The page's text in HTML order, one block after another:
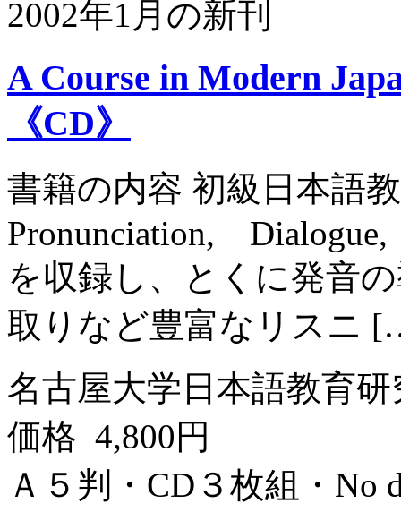
2002年1月の新刊
A Course in Modern
《CD》
書籍の内容 初級日本語
Pronunciation,
を収録し、とくに発音
取りなど豊富なリスニ
名古屋大学日本語教育
価格 4,800円
Ａ５判・CD３枚組・No